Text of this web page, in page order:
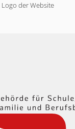
Logo der Website